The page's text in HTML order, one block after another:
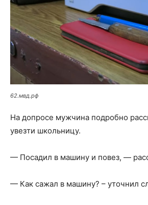
62.мвд.рф
На допросе мужчина подробно
увезти школьницу.
— Посадил в машину и повез, —
— Как сажал в машину? – уточнил